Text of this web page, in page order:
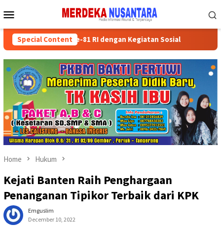
to
Menu
Special Content
HUT ke-81 RI dengan Kegiatan Sosial Partai Politik
Home Hukum
Kejati Banten Raih Penghargaan
Penanganan Tipikor Terbaik dari KPK
Emguslim
December 10, 2022